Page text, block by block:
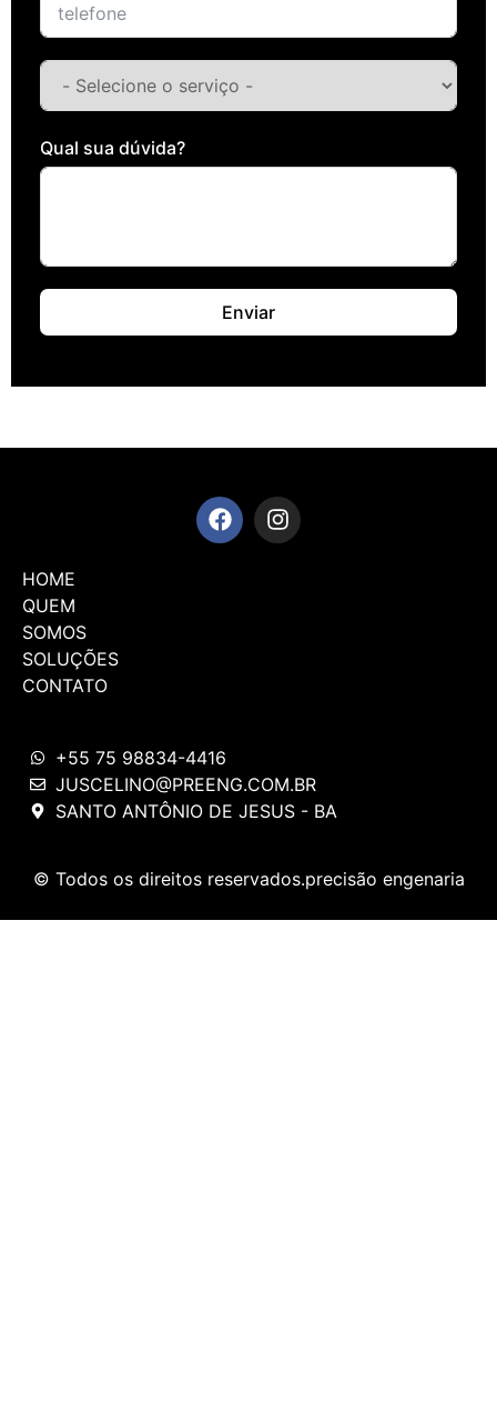
Qual sua dúvida?
Enviar
HOME
QUEM
SOMOS
SOLUÇÕES
CONTATO
+55 75 98834-4416
JUSCELINO@PREENG.COM.BR
SANTO ANTÔNIO DE JESUS - BA
© Todos os direitos reservados.precisão engenaria